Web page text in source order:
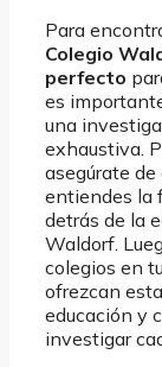
Para
Colegio
perfecto
es
una
exhaustiva.
asegúrate de
entiendes la
detrás de la
Waldorf.
colegios en
ofrezcan esta
educación y
investigar